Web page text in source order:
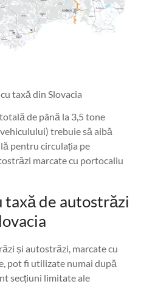
taxă din Slovacia
de până la 3,5 tone
trebuie să aibă
pentru circulația pe
marcate cu portocaliu
taxă de autostrăzi
și autostrăzi, marcate cu
pot fi utilizate numai după
secțiuni limitate ale